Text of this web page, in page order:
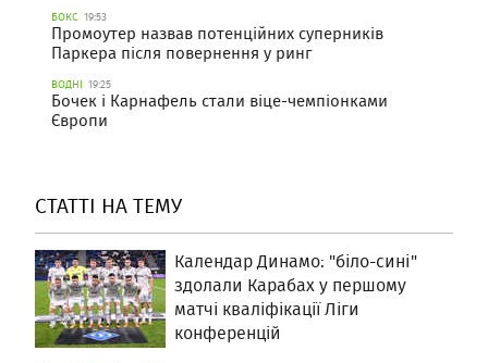
БОКС 19:53
Промоутер назвав потенційних суперників
Паркера після повернення у ринг
ВОДНІ 19:25
Бочек і Карнафель стали віце-чемпіонками
Європи
СТАТТІ НА ТЕМУ
Календар Динамо: "біло-сині"
здолали Карабах у першому
матчі кваліфікації Ліги
конференцій